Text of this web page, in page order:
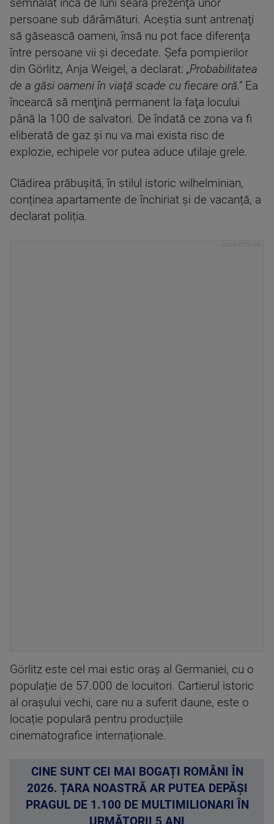
semnalat încă de luni seară prezenţa unor
persoane sub dărâmături. Aceştia sunt antrenaţi
să găsească oameni, însă nu pot face diferenţa
între persoane vii şi decedate. Şefa pompierilor
din Görlitz, Anja Weigel, a declarat: „Probabilitatea
de a găsi oameni în viaţă scade cu fiecare oră.” Ea
încearcă să menţină permanent la faţa locului
până la 100 de salvatori. De îndată ce zona va fi
eliberată de gaz şi nu va mai exista risc de
explozie, echipele vor putea aduce utilaje grele.
Clădirea prăbușită, în stilul istoric wilhelminian,
conținea apartamente de închiriat și de vacanță, a
declarat poliția.
Görlitz este cel mai estic oraș al Germaniei, cu o
populație de 57.000 de locuitori. Cartierul istoric
al orașului vechi, care nu a suferit daune, este o
locație populară pentru producțiile
cinematografice internaționale.
CINE SUNT CEI MAI BOGAȚI ROMÂNI ÎN
2026. ȚARA NOASTRĂ AR PUTEA DEPĂȘI
PRAGUL DE 1.100 DE MULTIMILIONARI ÎN